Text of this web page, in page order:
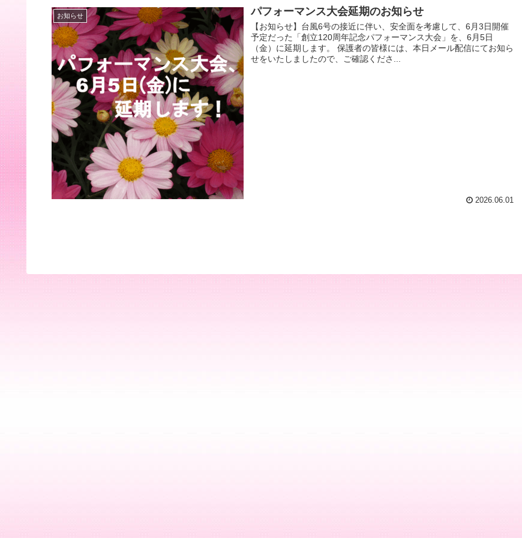
お知らせ パフォーマンス大会延期のお知らせ
【お知らせ】台風6号の接近に伴い、安全面を考慮して、6月3日開催
予定だった「創立120周年記念パフォーマンス大会」を、6月5日
（金）に延期します。 保護者の皆様には、本日メール配信にてお知ら
せをいたしましたので、ご確認くださ...
2026.06.01